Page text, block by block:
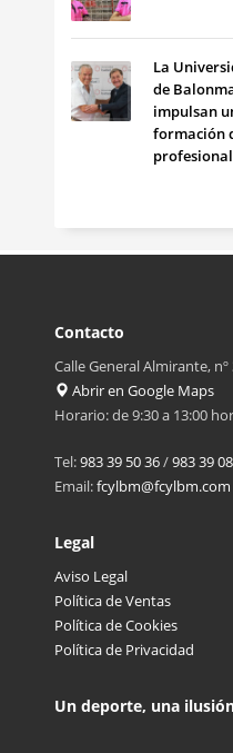
La
de
impulsan
formación
Contacto
Calle General Almirante,
Abrir en Google Maps
Horario: de 9:30 a 13:00
Tel:983 39 50 36/983 39
Email:fcylbm@fcylbm.com
Legal
Aviso Legal
Política de Ventas
Política de Cookies
Política de Privacidad
Un deporte, una